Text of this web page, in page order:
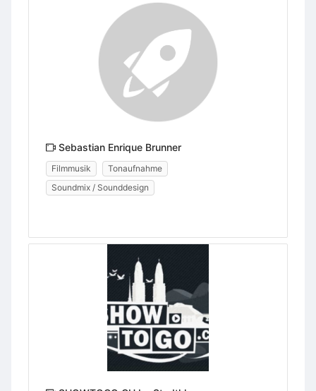
Sebastian Enrique Brunner
Filmmusik
Tonaufnahme
Soundmix / Sounddesign